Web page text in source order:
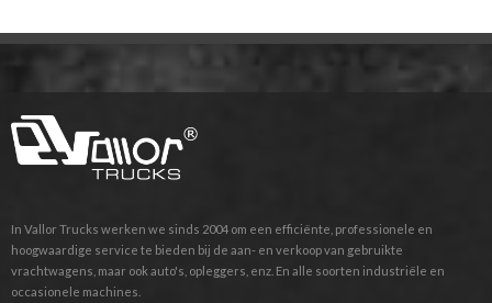
In Vallor Trucks werken we sinds 2004 om een efficiënte, professionele en
hoogwaardige service te bieden bij de aan- en verkoop van gebruikte
vrachtwagens, maar ook auto's, opleggers, enz. En alle soorten industriële en
occasionele machines.